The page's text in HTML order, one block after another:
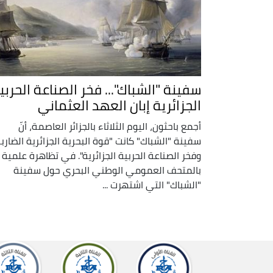
سفينة "الشباك"... فخر الصناعة
الجزائرية إبان العهد العثماني
أجمع باحثون، اليوم الثلاثاء بالجزائر العاصمة، أنّ
سفينة "الشباك" كانت "قوة البحرية الجزائرية
وفخر الصناعة الحربية الجزائرية". في تظاهرة علمية
بالمتحف العمومي الوطني البحري حول سفينة
"الشباك" التي اشتهرت ...